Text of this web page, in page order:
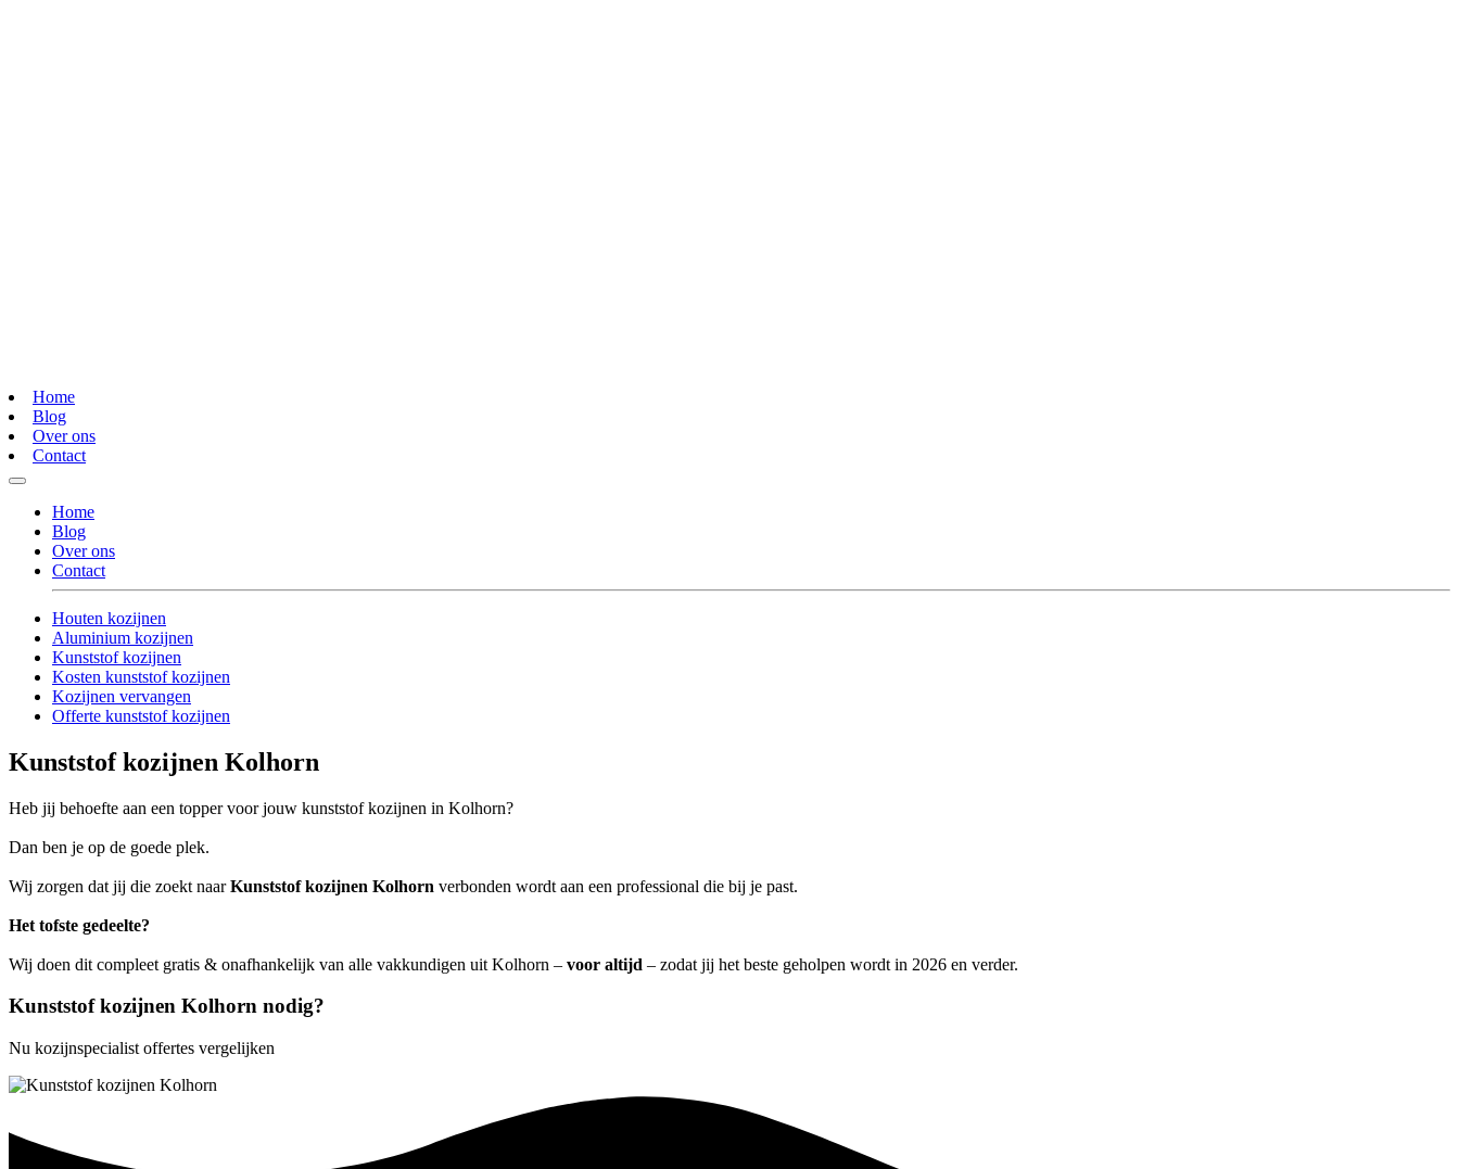
Home
Blog
Over ons
Contact
Home
Blog
Over ons
Contact
Houten kozijnen
Aluminium kozijnen
Kunststof kozijnen
Kosten kunststof kozijnen
Kozijnen vervangen
Offerte kunststof kozijnen
Kunststof kozijnen Kolhorn
Heb jij behoefte aan een topper voor jouw kunststof kozijnen in Kolhorn?
Dan ben je op de goede plek.
Wij zorgen dat jij die zoekt naarKunststof kozijnen Kolhorn verbonden wordt aan een professional die bij je past.
Het tofste gedeelte?
Wij doen dit compleet gratis & onafhankelijk van alle vakkundigen uit Kolhorn – voor altijd – zodat jij het beste geholpen wordt in 2026 en verder.
Kunststof kozijnen Kolhorn nodig?
Nu kozijnspecialist offertes vergelijken